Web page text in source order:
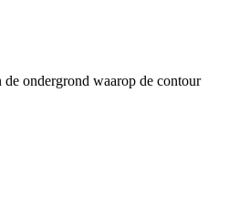
ondergrond waarop de contour